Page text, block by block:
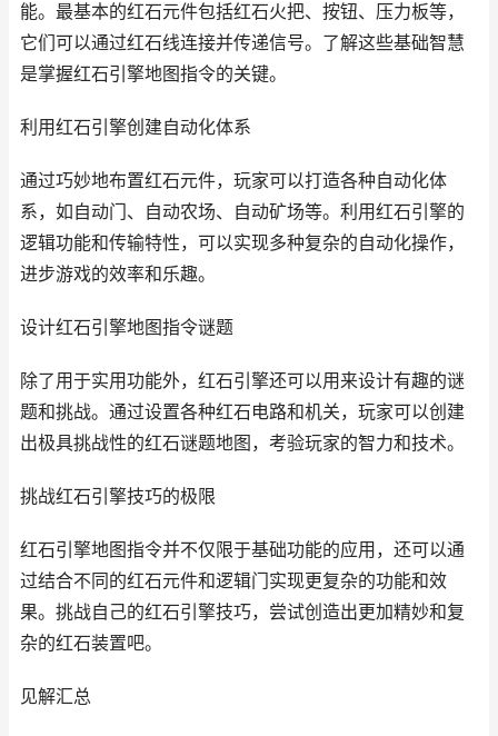
能。最基本的红石元件包括红石火把、按钮、压力板等，
它们可以通过红石线连接并传递信号。了解这些基础智慧
是掌握红石引擎地图指令的关键。
利用红石引擎创建自动化体系
通过巧妙地布置红石元件，玩家可以打造各种自动化体
系，如自动门、自动农场、自动矿场等。利用红石引擎的
逻辑功能和传输特性，可以实现多种复杂的自动化操作，
进步游戏的效率和乐趣。
设计红石引擎地图指令谜题
除了用于实用功能外，红石引擎还可以用来设计有趣的谜
题和挑战。通过设置各种红石电路和机关，玩家可以创建
出极具挑战性的红石谜题地图，考验玩家的智力和技术。
挑战红石引擎技巧的极限
红石引擎地图指令并不仅限于基础功能的应用，还可以通
过结合不同的红石元件和逻辑门实现更复杂的功能和效
果。挑战自己的红石引擎技巧，尝试创造出更加精妙和复
杂的红石装置吧。
见解汇总